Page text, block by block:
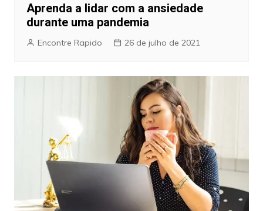
Aprenda a lidar com a ansiedade
durante uma pandemia
Encontre Rapido 26 de julho de 2021